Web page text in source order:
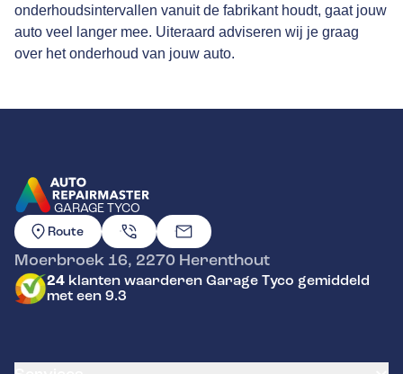
onderhoudsintervallen vanuit de fabrikant houdt, gaat jouw
auto veel langer mee. Uiteraard adviseren wij je graag
over het onderhoud van jouw auto.
GARAGE TYCO
GA NAAR DE HOMEPAGINA
Route
Moerbroek 16, 2270 Herenthout
24 klanten waarderen Garage Tyco gemiddeld
met een 9.3